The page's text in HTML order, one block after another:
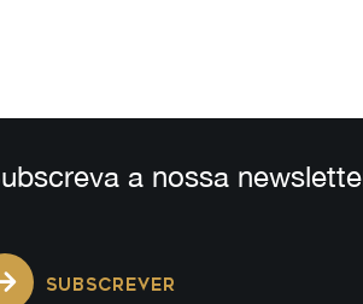
a nossa
SUBSCREVER